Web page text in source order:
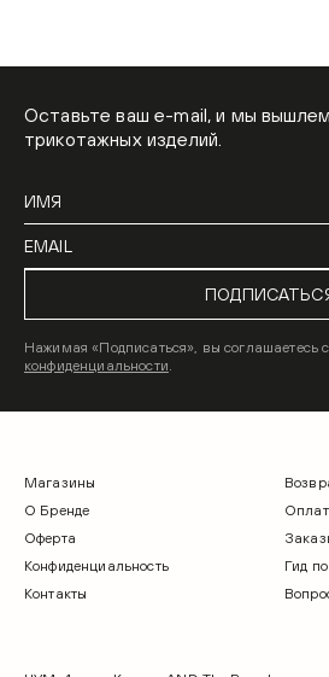
Оставьте ваш e-mail, и мы вышлем
трикотажных изделий.
Нажимая «Подписаться», вы соглашаетесь с
конфиденциальности.
Магазины
О Бренде
Оферта
Конфиденциальность
Контакты
Гид